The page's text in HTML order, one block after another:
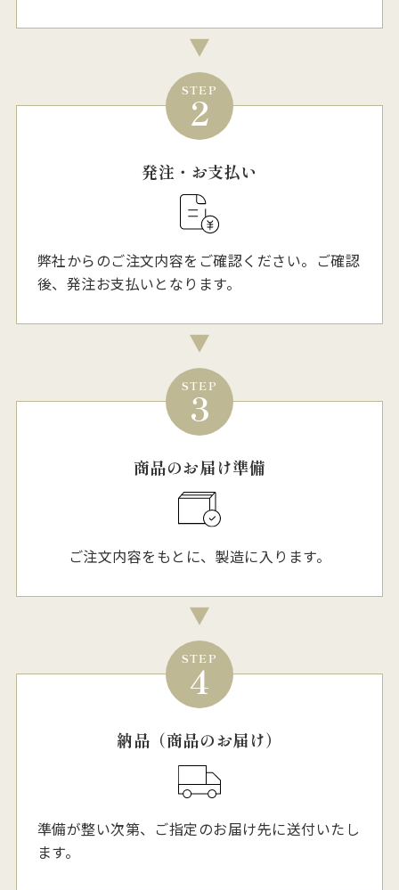
STEP
2
発注・お支払い
弊社からのご注文内容をご確認ください。ご確認
後、発注お支払いとなります。
STEP
3
商品のお届け準備
ご注文内容をもとに、製造に入ります。
STEP
4
納品（商品のお届け）
準備が整い次第、ご指定のお届け先に送付いたし
ます。